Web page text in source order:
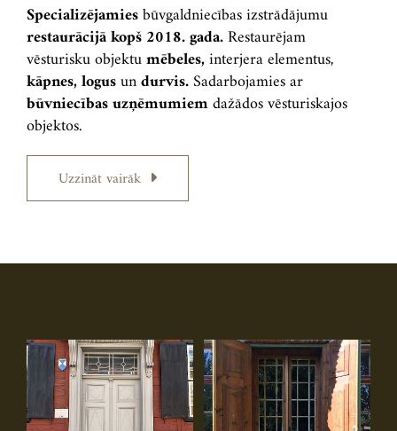
Specializējamiesbūvgaldniecības izstrādājumu
restaurācijā kopš 2018. gada.Restaurējam
vēsturisku objektumēbeles,interjera elementus,
kāpnes, logusundurvis.Sadarbojamies ar
būvniecības uzņēmumiemdažādos vēsturiskajos
objektos.
Uzzināt vairāk